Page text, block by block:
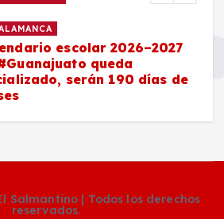
escolar 2026–2027
queda
serán 190 días de
Salmantino | Todos los derechos
reservados.